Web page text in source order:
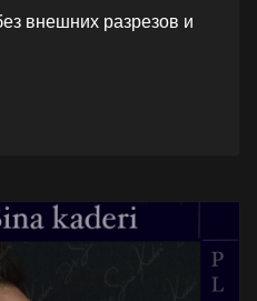
внешних разрезов и